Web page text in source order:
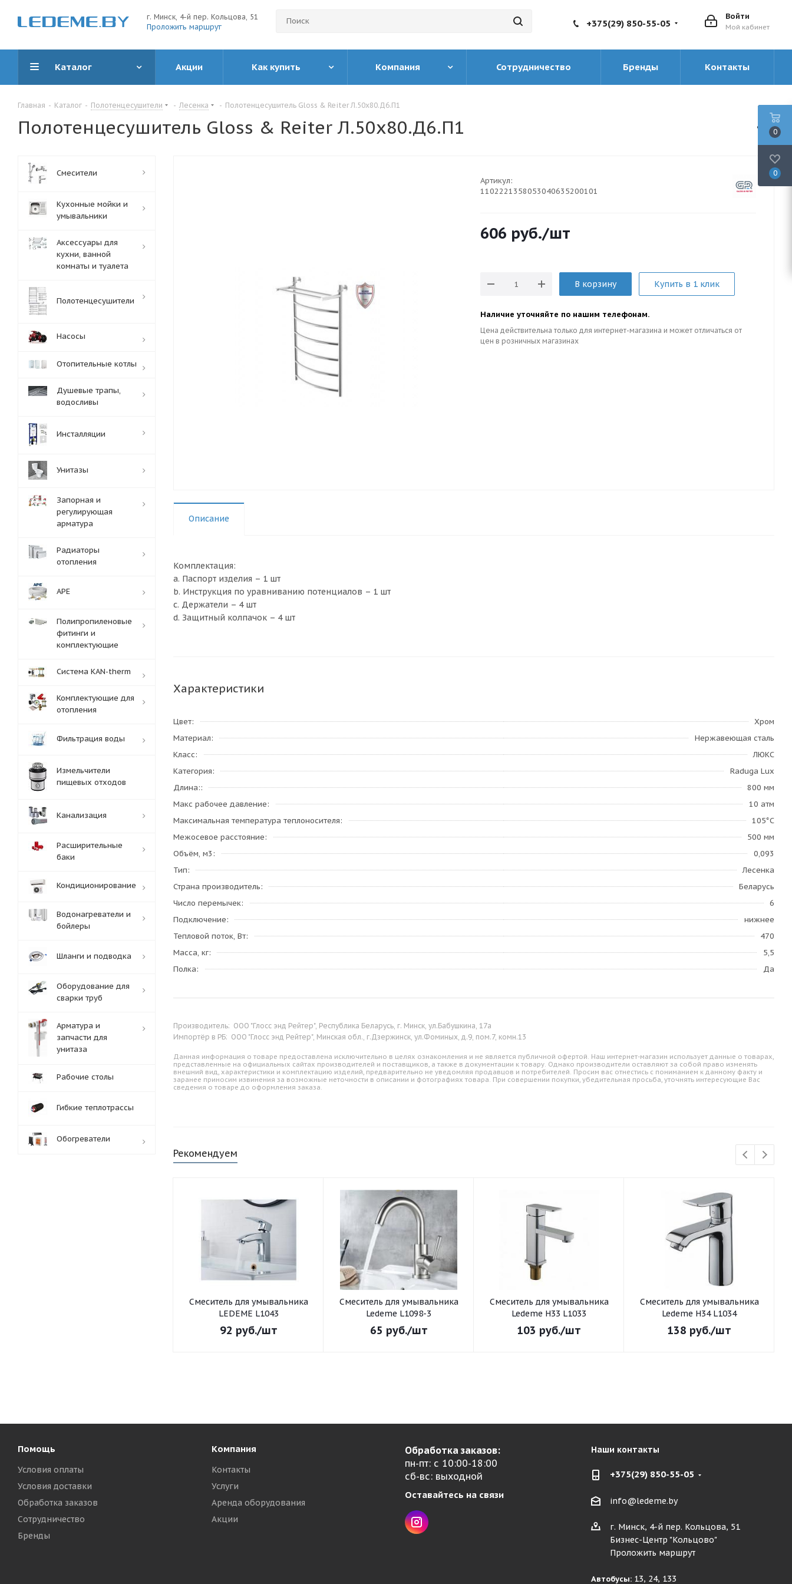
г. Минск, 4-й пер. Кольцова, 51
Проложить маршрут
Войти
Мой кабинет
+375(29) 850-55-05
Каталог Акции Как купить Компания Сотрудничество Бренды Контакты
Главная - Каталог - Полотенцесушители - Лесенка - Полотенцесушитель Gloss & Reiter Л.50х80.Д6.П1
Полотенцесушитель Gloss & Reiter Л.50х80.Д6.П1
Артикул:
1102221358053040635200101
606 руб./шт
В корзину Купить в 1 клик
Наличие уточняйте по нашим телефонам.
Цена действительна только для интернет-магазина и может отличаться от
цен в розничных магазинах
Описание
Комплектация:
a. Паспорт изделия – 1 шт
b. Инструкция по уравниванию потенциалов – 1 шт
c. Держатели – 4 шт
d. Защитный колпачок – 4 шт
Характеристики
Цвет
Хром
Материал
Нержавеющая сталь
Класс
ЛЮКС
Категория
Raduga Lux
Длина:
800 мм
Макс рабочее давление
10 атм
Максимальная температура теплоносителя
105°С
Межосевое расстояние
500 мм
Объём, м3
0,093
Тип
Лесенка
Страна производитель
Беларусь
Число перемычек
6
Подключение
нижнее
Тепловой поток, Вт
470
Масса, кг
5,5
Полка
Да
Производитель: ООО "Глосс энд Рейтер", Республика Беларусь, г. Минск, ул.Бабушкина, 17а
Импортёр в РБ: ООО "Глосс энд Рейтер", Минская обл., г.Дзержинск, ул.Фоминых, д.9, пом.7, комн.13
Данная информация о товаре предоставлена исключительно в целях ознакомления и не является публичной офертой. Наш интернет-магазин использует данные о товарах,
представленные на официальных сайтах производителей и поставщиков, а также в документации к товару. Однако производители оставляют за собой право изменять
внешний вид, характеристики и комплектацию изделий, предварительно не уведомляя продавцов и потребителей. Просим вас отнестись с пониманием к данному факту и
заранее приносим извинения за возможные неточности в описании и фотографиях товара. При совершении покупки, убедительная просьба, уточнять интересующие Вас
сведения о товаре до оформления заказа.
Рекомендуем
Смеситель для умывальника
LEDEME L1043
92 руб./шт
Смеситель для умывальника
Ledeme L1098-3
65 руб./шт
Смеситель для умывальника
Ledeme H33 L1033
103 руб./шт
Смеситель для умывальника
Ledeme H34 L1034
138 руб./шт
Смесители
Кухонные мойки и
умывальники
Аксессуары для
кухни, ванной
комнаты и туалета
Полотенцесушители
Насосы
Отопительные котлы
Душевые трапы,
водосливы
Инсталляции
Унитазы
Запорная и
регулирующая
арматура
Радиаторы
отопления
APE
Полипропиленовые
фитинги и
комплектующие
Система KAN-therm
Комплектующие для
отопления
Фильтрация воды
Измельчители
пищевых отходов
Канализация
Расширительные
баки
Кондиционирование
Водонагреватели и
бойлеры
Шланги и подводка
Оборудование для
сварки труб
Арматура и
запчасти для
унитаза
Рабочие столы
Гибкие теплотрассы
Обогреватели
Помощь
Условия оплаты
Условия доставки
Обработка заказов
Сотрудничество
Бренды
Компания
Контакты
Услуги
Аренда оборудования
Акции
Обработка заказов:
пн-пт: с 10:00-18:00
сб-вс: выходной
Оставайтесь на связи
Наши контакты
+375(29) 850-55-05
info@ledeme.by
г. Минск, 4-й пер. Кольцова, 51
Бизнес-Центр "Кольцово"
Проложить маршрут
Автобусы: 13, 24, 133
0
0